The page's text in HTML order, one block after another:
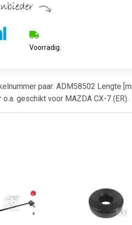
Voorradig.
paar: ADM58502 Lengte
geschikt voor MAZDA CX-7 (ER).